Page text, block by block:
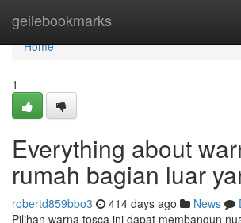
geilebookmarks
Home
Home
1
Everything about
rumah bagian luar
robertd859bbo3 414 days ago News
Pilihan warna tosca ini dapat membangun